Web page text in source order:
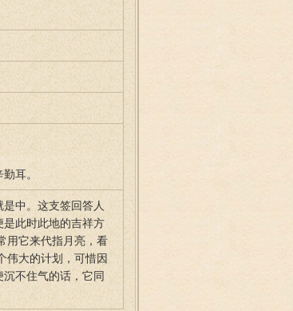
耳。
中。这支签回答人
此时此地的吉祥方
用它来代指月亮，看
伟大的计划，可惜因
不住气的话，它同